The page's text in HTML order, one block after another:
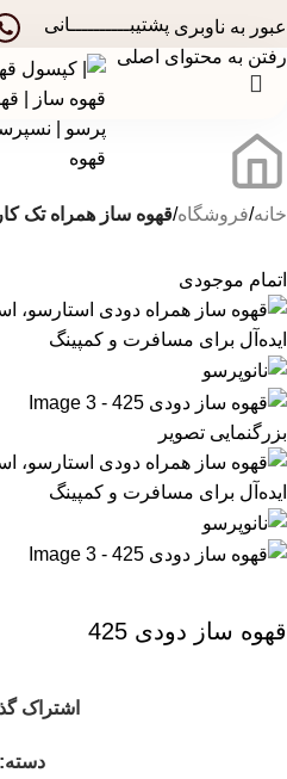
عبور به ناوبری
رفتن به محتوای اصلی
در جشنواره های تخفیفی
پشتیبــــــــــانی
خانه فروشگاه قهوه‌ ساز همراه تک
اتمام موجودی
بزرگنمایی تصویر
قهوه ساز دودی 425
اشتراک
دسته: